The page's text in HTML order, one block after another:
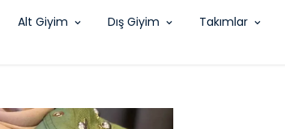
Alt Giyim Dış Giyim Takımlar